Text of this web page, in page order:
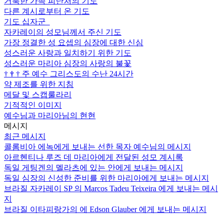
다른 계시로부터 온 기도
기도 십자군
자카레이의 성모님께서 주신 기도
가장 정결한 성 요셉의 심장에 대한 신심
성스러운 사랑과 일치하기 위한 기도
성스러운 마리아 심장의 사랑의 불꽃
† † † 주 예수 그리스도의 수난 24시간
약 제조를 위한 지침
메달 및 스캡룰라리
기적적인 이미지
예수님과 마리아님의 현현
메시지
최근 메시지
콜롬비아 에녹에게 보내는 선한 목자 예수님의 메시지
아르헨티나 루즈 데 마리아에게 전달된 성모 계시록
독일 게팅겐의 멜라츠에 있는 안에게 보내는 메시지
독일 심장의 신성한 준비를 위한 마리아에게 보내는 메시지
브라질 자카레이 SP 의 Marcos Tadeu Teixeira 에게 보내는 메시
지
브라질 이타피랑가의 에 Edson Glauber 에게 보내는 메시지